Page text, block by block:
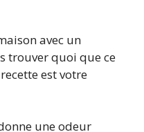
avec un
trouver quoi que ce
est votre
une odeur